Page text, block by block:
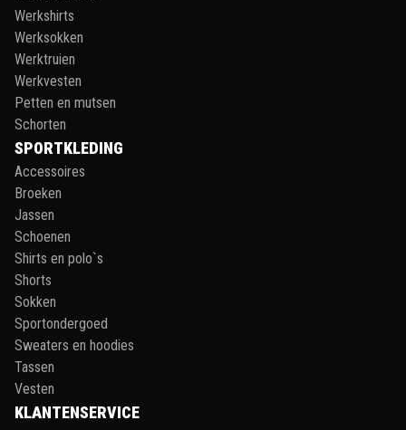
Werkshirts
Werksokken
Werktruien
Werkvesten
Petten en mutsen
Schorten
SPORTKLEDING
Accessoires
Broeken
Jassen
Schoenen
Shirts en polo`s
Shorts
Sokken
Sportondergoed
Sweaters en hoodies
Tassen
Vesten
KLANTENSERVICE